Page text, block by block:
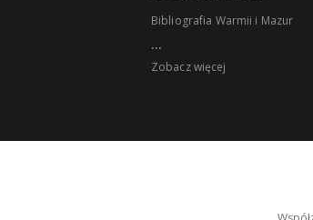
Bibliografia Warmii i Mazur
...
Zobacz więcej